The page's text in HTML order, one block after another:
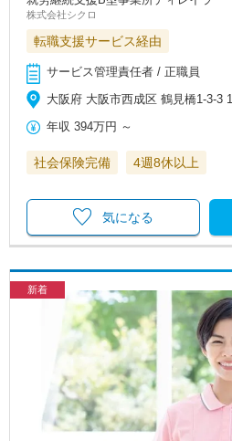
株式会社シクロ
転職支援サービス経由
サービス管理責任者 / 正職員
大阪府 大阪市西成区 鶴見橋1-3-3
年収 394万円 ～
社会保険完備 4週8休以上
気になる
新着